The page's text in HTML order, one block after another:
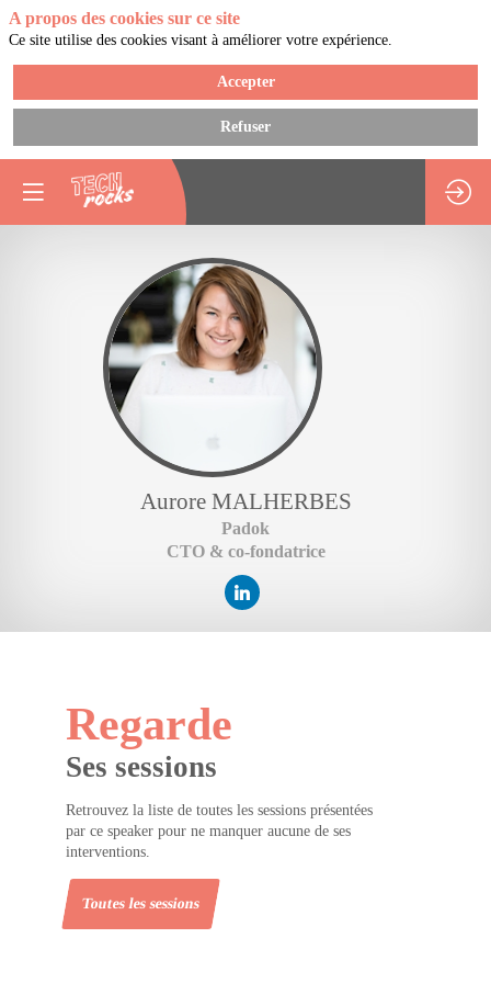
AM
Aurore MALHERBES
Padok
CTO & co-fondatrice
Regarde
Ses sessions
Retrouvez la liste de toutes les sessions présentées
par ce speaker pour ne manquer aucune de ses
interventions.
Toutes les sessions
A propos des cookies sur ce site
Ce site utilise des cookies visant à améliorer votre expérience.
Accepter
Refuser